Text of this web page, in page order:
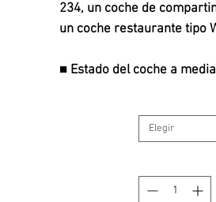
234, un coche de
un coche restaurante tipo
■ Estado del coche a
■ Primer WRümz 135
■ Con señal de destino
■ Bogies finamente
Elegir